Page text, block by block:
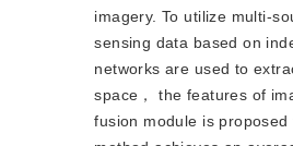
imagery. To utilize multi-
sensing data based on
networks are used to
space， the features of
fusion module is